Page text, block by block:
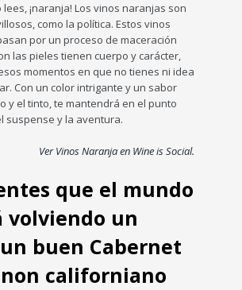
lees, ¡naranja! Los vinos naranjas son
como la política. Estos vinos
por un proceso de maceración
las pieles tienen cuerpo y carácter,
momentos en que no tienes ni idea
Con un color intrigante y un sabor
y el tinto, te mantendrá en el punto
suspense y la aventura.
Ver Vinos Naranja en Wine is Social.
que el mundo
volviendo un
buen Cabernet
californiano